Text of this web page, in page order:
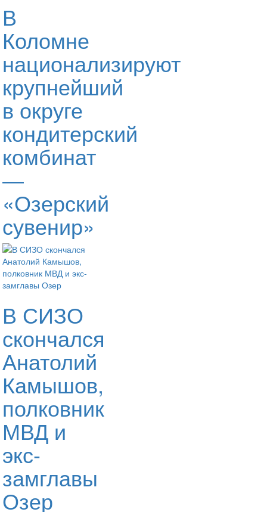
В
Коломне
национализируют
крупнейший
в округе
кондитерский
комбинат
—
«Озерский
сувенир»
В СИЗО
скончался
Анатолий
Камышов,
полковник
МВД и
экс-
замглавы
Озер